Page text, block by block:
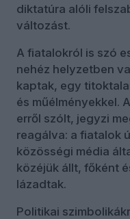
diktatúra alóli
változást.
A fiatalokról is szó
nehéz helyzetben
kaptak, egy
és műélményekkel.
erről szólt, jegyzi
reagálva: a fiatalok
közösségi média
közéjük állt, főként
lázadtak.
Politikai